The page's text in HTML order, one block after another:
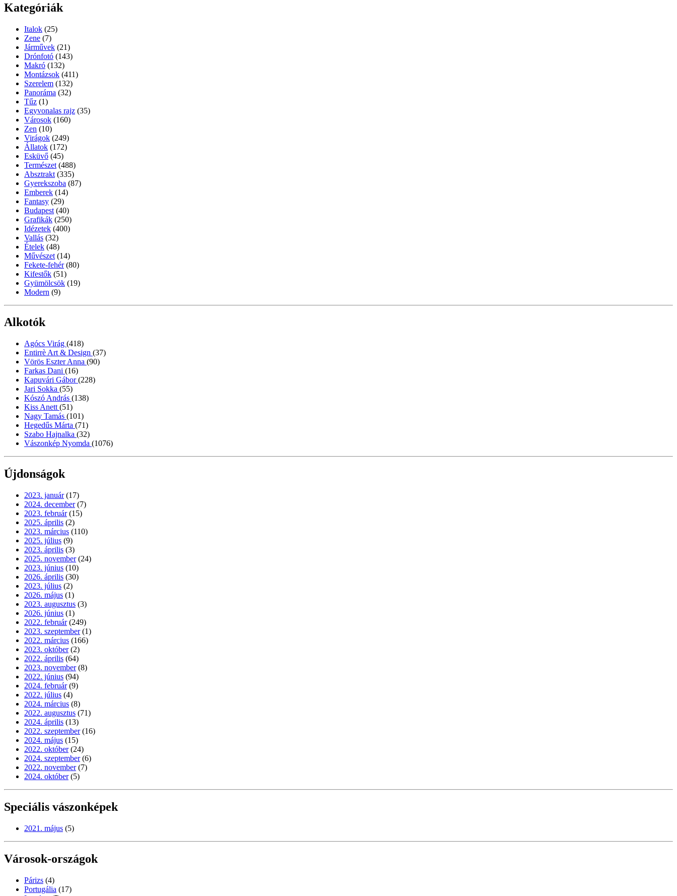
Kategóriák
Italok (25)
Zene (7)
Járművek (21)
Drónfotó (143)
Makró (132)
Montázsok (411)
Szerelem (132)
Panoráma (32)
Tűz (1)
Egyvonalas rajz (35)
Városok (160)
Zen (10)
Virágok (249)
Állatok (172)
Esküvő (45)
Természet (488)
Absztrakt (335)
Gyerekszoba (87)
Emberek (14)
Fantasy (29)
Budapest (40)
Grafikák (250)
Idézetek (400)
Vallás (32)
Ételek (48)
Művészet (14)
Fekete-fehér (80)
Kifestők (51)
Gyümölcsök (19)
Modern (9)
Alkotók
Agócs Virág (418)
Entirrè Art & Design (37)
Vörös Eszter Anna (90)
Farkas Dani (16)
Kapuvári Gábor(228)
Jari Sokka (55)
Kószó András (138)
Kiss Anett (51)
Nagy Tamás (101)
Hegedűs Márta (71)
Szabo Hajnalka (32)
Vászonkép Nyomda (1076)
Újdonságok
2023. január (17)
2024. december (7)
2023. február (15)
2025. április (2)
2023. március (110)
2025. július (9)
2023. április (3)
2025. november (24)
2023. június (10)
2026. április (30)
2023. július (2)
2026. május (1)
2023. augusztus (3)
2026. június (1)
2022. február (249)
2023. szeptember (1)
2022. március (166)
2023. október (2)
2022. április (64)
2023. november (8)
2022. június (94)
2024. február (9)
2022. július (4)
2024. március (8)
2022. augusztus (71)
2024. április (13)
2022. szeptember (16)
2024. május (15)
2022. október (24)
2024. szeptember (6)
2022. november (7)
2024. október (5)
Speciális vászonképek
2021. május (5)
Városok-országok
Párizs (4)
Portugália (17)